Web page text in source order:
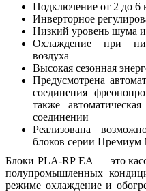
Подключение от 2 до 6
Инверторное
Низкий уровень шума
Охлаждение при
воздуха
Высокая сезонная
Предусмотрена
соединения
также
соединении
Реализована
блоков серии Премиум
Блоки PLA-RP EA — это
полупромышленных
режиме охлаждение и